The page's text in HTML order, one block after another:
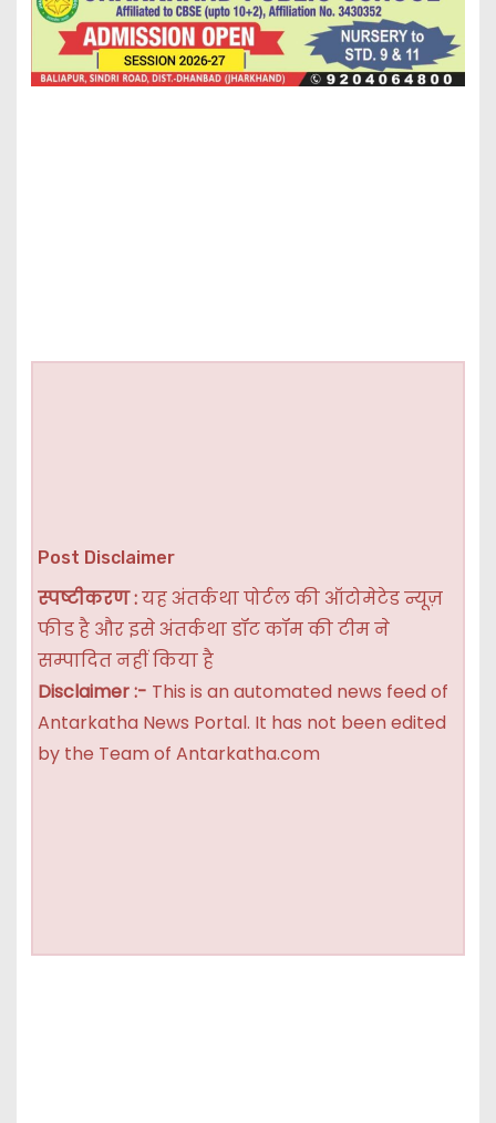
Post Disclaimer
स्पष्टीकरण :यह अंतर्कथा पोर्टल की ऑटोमेटेड न्यूज़
फीड है और इसे अंतर्कथा डॉट कॉम की टीम ने
सम्पादित नहीं किया है
Disclaimer :- This is an automated news feed of
Antarkatha News Portal. It has not been edited
by the Team of Antarkatha.com